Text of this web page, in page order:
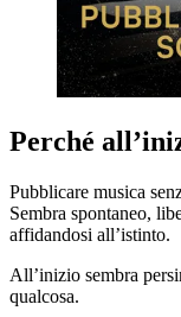
Perché
Pubblicare musica
Sembra spontaneo,
affidandosi all’istinto.
All’inizio sembra
qualcosa.